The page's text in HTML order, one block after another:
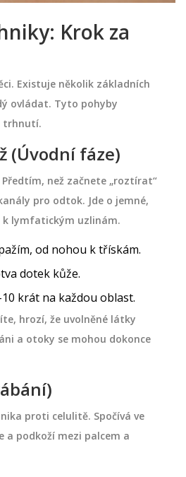
Krok za
Existuje několik základních
ovládat. Tyto pohyby
trhnutí.
(Úvodní fáze)
než začnete „roztírat“
pro odtok. Jde o jemné,
k lymfatickým uzlinám.
od nohou k třískám.
dotek kůže.
krát na každou oblast.
hrozí, že uvolněné látky
a otoky se mohou dokonce
proti celulitě. Spočívá ve
a podkoží mezi palcem a